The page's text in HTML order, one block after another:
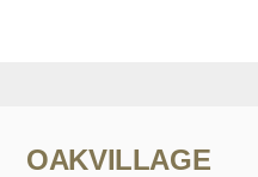
OAKVILLAGE